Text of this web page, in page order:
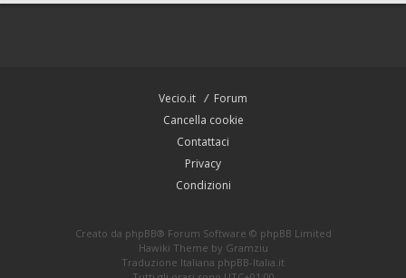
Vecio.it
Forum
Cancella cookie
Contattaci
Privacy
Condizioni
Creato da phpBB® Forum Software © phpBB Limited
Hawiki Theme by Gramziu
Traduzione Italiana phpBB-Italia.it